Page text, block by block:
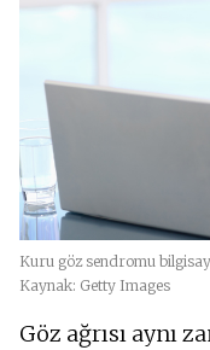
Kuru göz sendromu
Kaynak: Getty Images
Göz ağrısı aynı